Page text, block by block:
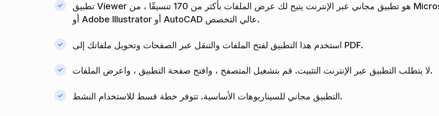
تطبيق Viewer هو تطبيق مجاني عبر الإنترنت يتيح لك عرض الملفات بأكثر من 170 تنسيقًا ، من Microsoft Office واسع الانتشار إلى CorelDRAW
أو Adobe Illustrator أو AutoCAD عالي التخصص.
استخدم هذا التطبيق لفتح الملفات والتنقل عبر الصفحات وتحويل ملفاتك إلى PDF.
لا يتطلب التطبيق عبر الإنترنت التثبيت. قم بتشغيل المتصفح ، وافتح صفحة التطبيق ، واعرض الملفات.
التطبيق مجاني للسيناريوهات الأساسية. تتوفر خطة قسط للاستخدام النشط.